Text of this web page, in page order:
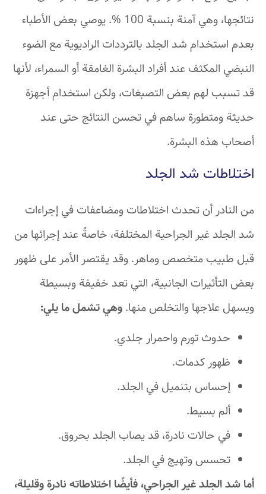
نتائجها، وهي آمنة بنسبة 100 %. يوصي بعض الأطباء
بعدم استخدام شد الجلد بالترددات الراديوية مع الضوء
النبضي المكثف عند أفراد البشرة الغامقة أو السمراء، لأنها
قد تسبب لهم بعض التصبغات، ولكن استخدام أجهزة
حديثة ومتطورة ساهم في تحسن النتائج حتى عند
أصحاب هذه البشرة.
اختلاطات شد الجلد
من النادر أن تحدث اختلاطات ومضاعفات في إجراءات
شد الجلد غير الجراحية المختلفة، خاصةً عند إجرائها من
قبل طبيب متخصص وماهر. وقد يقتصر الأمر على ظهور
بعض التأثيرات الجانبية، التي تعد خفيفة وبسيطة
ويسهل علاجها والتخلص منها. وهي تشمل ما يلي:
حدوث تورم واحمرار جلدي.
ظهور كدمات.
إحساس بتنميل في الجلد.
ألم بسيط.
في حالات نادرة، قد يصاب الجلد بحروق.
تحسس وتهيج في الجلد.
أما شد الجلد غير الجراحي، فأيضًا اختلاطاته نادرة وقليلة،